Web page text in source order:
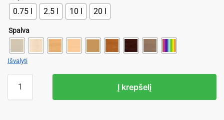
0.75 l 2.5 l 10 l 20 l
Spalva
Išvalyti
Į krepšelį